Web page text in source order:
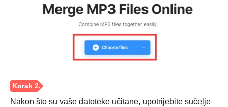
Nakon što su vaše datoteke učitane, upotrijebite sučelje